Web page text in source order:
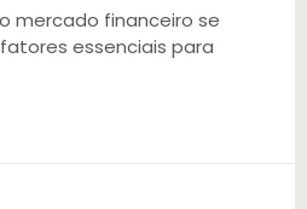
mercado financeiro se
essenciais para